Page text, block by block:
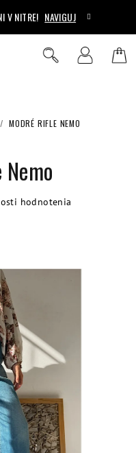
V NITRE! NAVIGUJ
/ MODRÉ RIFLE NEMO
hodnotenia